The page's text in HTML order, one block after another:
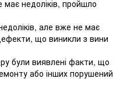
недоліків, пройшло
але вже не має
що виникли з вини
були виявлені факти, що
або інших порушений